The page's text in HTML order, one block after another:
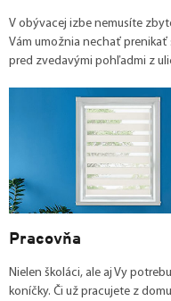
V obývacej izbe nemusíte
Vám umožnia nechať
pred zvedavými pohľadmi z
Pracovňa
Nielen školáci, ale aj Vy
koníčky. Či už pracujete z